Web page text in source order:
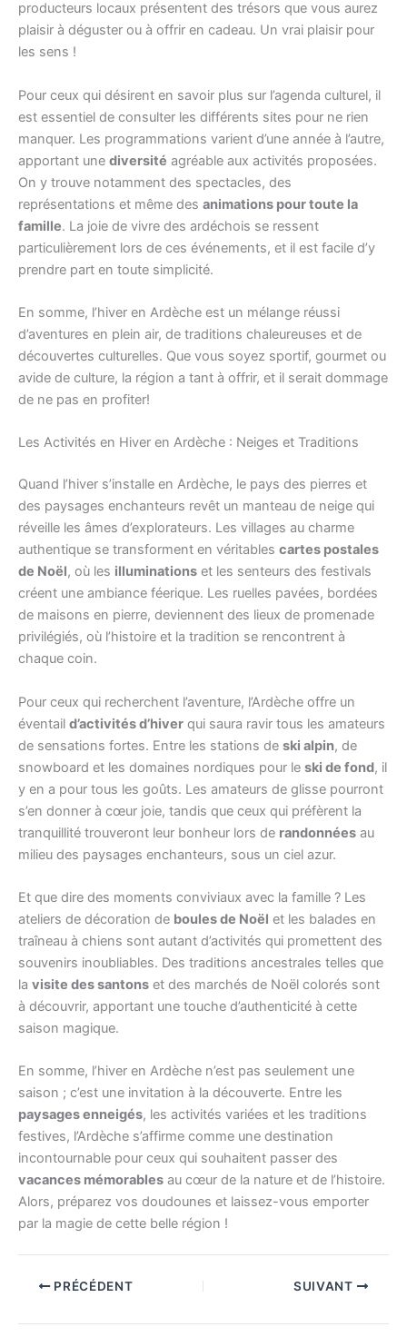
producteurs locaux présentent des trésors que vous aurez
plaisir à déguster ou à offrir en cadeau. Un vrai plaisir pour
les sens !
Pour ceux qui désirent en savoir plus sur l’agenda culturel, il
est essentiel de consulter les différents sites pour ne rien
manquer. Les programmations varient d’une année à l’autre,
apportant une diversité agréable aux activités proposées.
On y trouve notamment des spectacles, des
représentations et même des animations pour toute la
famille. La joie de vivre des ardéchois se ressent
particulièrement lors de ces événements, et il est facile d’y
prendre part en toute simplicité.
En somme, l’hiver en Ardèche est un mélange réussi
d’aventures en plein air, de traditions chaleureuses et de
découvertes culturelles. Que vous soyez sportif, gourmet ou
avide de culture, la région a tant à offrir, et il serait dommage
de ne pas en profiter!
Les Activités en Hiver en Ardèche : Neiges et Traditions
Quand l’hiver s’installe en Ardèche, le pays des pierres et
des paysages enchanteurs revêt un manteau de neige qui
réveille les âmes d’explorateurs. Les villages au charme
authentique se transforment en véritables cartes postales
de Noël, où les illuminations et les senteurs des festivals
créent une ambiance féerique. Les ruelles pavées, bordées
de maisons en pierre, deviennent des lieux de promenade
privilégiés, où l’histoire et la tradition se rencontrent à
chaque coin.
Pour ceux qui recherchent l’aventure, l’Ardèche offre un
éventail d’activités d’hiver qui saura ravir tous les amateurs
de sensations fortes. Entre les stations de ski alpin, de
snowboard et les domaines nordiques pour le ski de fond, il
y en a pour tous les goûts. Les amateurs de glisse pourront
s’en donner à cœur joie, tandis que ceux qui préfèrent la
tranquillité trouveront leur bonheur lors de randonnées au
milieu des paysages enchanteurs, sous un ciel azur.
Et que dire des moments conviviaux avec la famille ? Les
ateliers de décoration de boules de Noël et les balades en
traîneau à chiens sont autant d’activités qui promettent des
souvenirs inoubliables. Des traditions ancestrales telles que
la visite des santons et des marchés de Noël colorés sont
à découvrir, apportant une touche d’authenticité à cette
saison magique.
En somme, l’hiver en Ardèche n’est pas seulement une
saison ; c’est une invitation à la découverte. Entre les
paysages enneigés, les activités variées et les traditions
festives, l’Ardèche s’affirme comme une destination
incontournable pour ceux qui souhaitent passer des
vacances mémorables au cœur de la nature et de l’histoire.
Alors, préparez vos doudounes et laissez-vous emporter
par la magie de cette belle région !
PRÉCÉDENT SUIVANT